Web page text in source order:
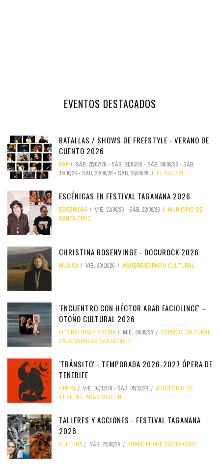
EVENTOS DESTACADOS
BATALLAS / SHOWS DE FREESTYLE - VERANO DE
CUENTO 2026
RAP SÁB, 25/07/26 - SÁB, 01/08/26 - SÁB, 08/08/26 - SÁB,
15/08/26 - SÁB, 22/08/26 - SÁB, 29/08/26 EL SAUZAL
ESCÉNICAS EN FESTIVAL TAGANANA 2026
ESCÉNICAS VIE, 21/08/26 - SÁB, 22/08/26
MUNICIPIO DE
SANTA CRUZ
CHRISTINA ROSENVINGE - DOCUROCK 2026
MÚSICA VIE, 30/10/26 AGUERE ESPACIO CULTURAL
'ENCUENTRO CON HÉCTOR ABAD FACIOLINCE' –
OTOÑO CULTURAL 2026
LITERATURA Y POESÍA MIÉ, 30/09/26
ESPACIO CULTURAL
CAJACANARIAS SANTA CRUZ
'TRÁNSITO' - TEMPORADA 2026-2027 ÓPERA DE
TENERIFE
ÓPERA VIE, 04/12/26 - SÁB, 05/12/26
AUDITORIO DE
TENERIFE ADÁN MARTÍN
TALLERES Y ACCIONES - FESTIVAL TAGANANA
2026
CULTURA SÁB, 22/08/26 MUNICIPIO DE SANTA CRUZ